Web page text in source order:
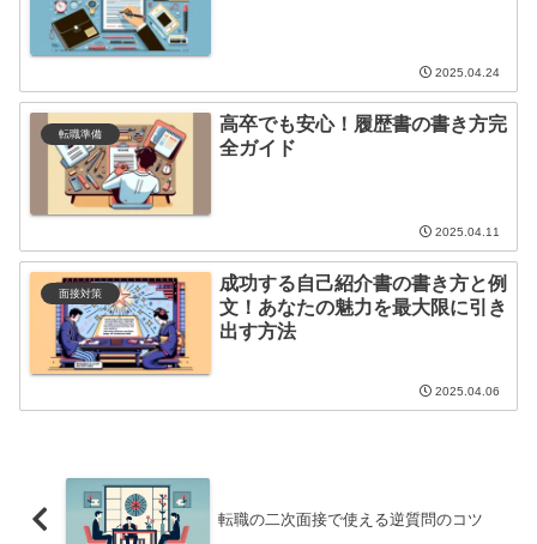
2025.04.24
転職準備
高卒でも安心！履歴書の書き方完
全ガイド
2025.04.11
面接対策
成功する自己紹介書の書き方と例
文！あなたの魅力を最大限に引き
出す方法
2025.04.06
転職の二次面接で使える逆質問のコツ